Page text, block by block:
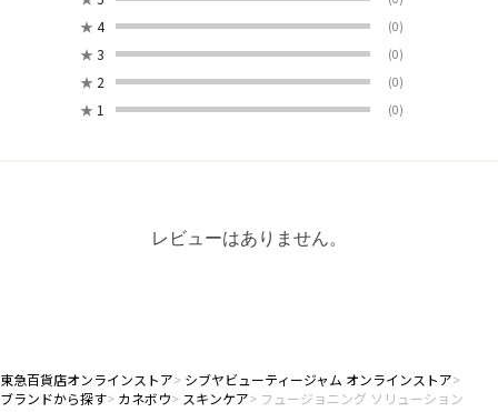
★ 4 (0)
★ 3 (0)
★ 2 (0)
★ 1 (0)
レビューはありません。
東急百貨店オンラインストア
シブヤビューティージャム オンラインストア
ブランドから探す
カネボウ スキンケア
フュージョニング ソリューション